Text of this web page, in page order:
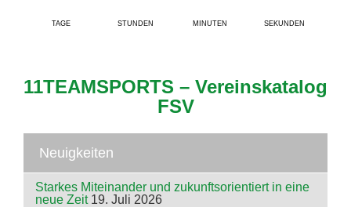
TAGE STUNDEN MINUTEN SEKUNDEN
11TEAMSPORTS – Vereinskatalog
FSV
Neuigkeiten
Starkes Miteinander und zukunftsorientiert in eine
neue Zeit 19. Juli 2026